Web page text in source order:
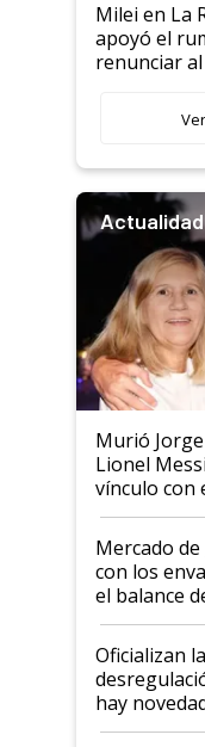
Milei en La
apoyó el
renunciar al
Actualidad
Murió
Lionel
vínculo con
Mercado
con los
el balance
Posta
Oficializan
hay
la hidrovía